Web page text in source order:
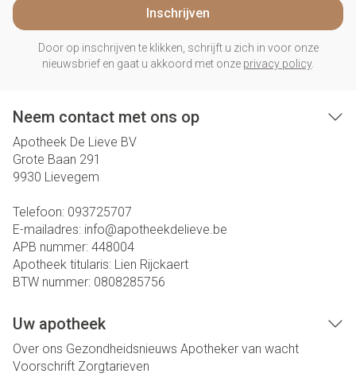
Inschrijven
Door op inschrijven te klikken, schrijft u zich in voor onze
nieuwsbrief en gaat u akkoord met onze privacy policy.
Neem contact met ons op
Apotheek De Lieve BV
Grote Baan 291
9930 Lievegem
Telefoon: 093725707
E-mailadres: info@apotheekdelieve.be
APB nummer: 448004
Apotheek titularis: Lien Rijckaert
BTW nummer: 0808285756
Uw apotheek
Over ons Gezondheidsnieuws Apotheker van wacht
Voorschrift Zorgtarieven